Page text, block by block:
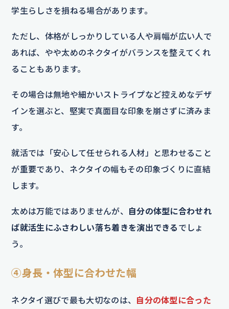
学生らしさを損ねる場合があります。
ただし、体格がしっかりしている人や肩幅が広い人で
あれば、やや太めのネクタイがバランスを整えてくれ
ることもあります。
その場合は無地や細かいストライプなど控えめなデザ
インを選ぶと、堅実で真面目な印象を崩さずに済みま
す。
就活では「安心して任せられる人材」と思わせること
が重要であり、ネクタイの幅もその印象づくりに直結
します。
太めは万能ではありませんが、
自分の体型に合わせれ
ば就活生にふさわしい落ち着きを演出できる でしょ
う。
④身長・体型に合わせた幅
ネクタイ選びで最も大切なのは、 自分の体型に合った